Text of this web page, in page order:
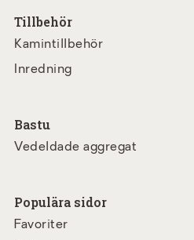
Tillbehör
Kamintillbehör
Inredning
Bastu
Vedeldade aggregat
Populära sidor
Favoriter